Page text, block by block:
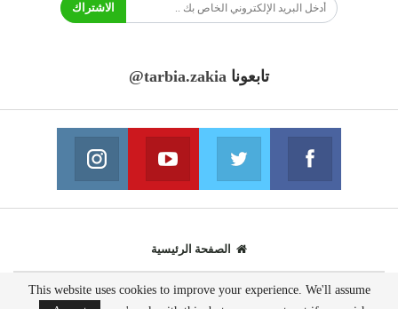
الاشتراك
تابعونا @tarbia.zakia
فايسبوك
انضم الينا انضم الينا
يوتيوب
انضم الينا
الصفحة الرئيسية
© 2020 - جميع الحقوق محفوظة.
This website uses cookies to improve your experience. We'll assume